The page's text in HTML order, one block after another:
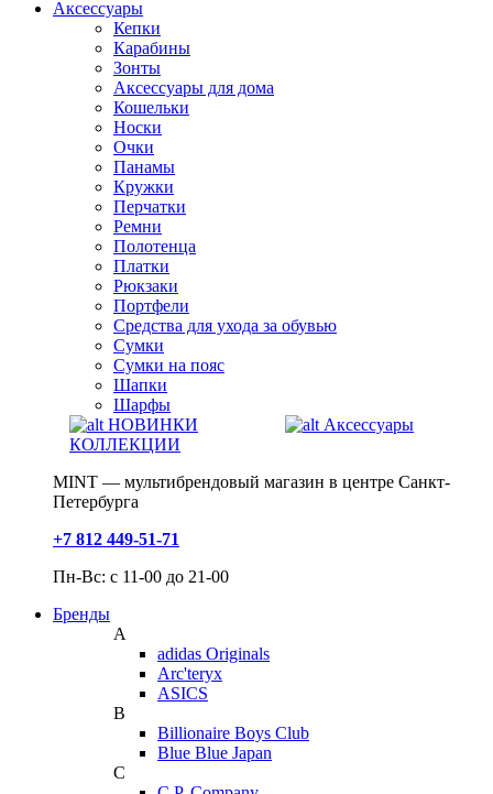
Аксессуары
Кепки
Карабины
Зонты
Аксессуары для дома
Кошельки
Носки
Очки
Панамы
Кружки
Перчатки
Ремни
Полотенца
Платки
Рюкзаки
Портфели
Средства для ухода за обувью
Сумки
Сумки на пояс
Шапки
Шарфы
НОВИНКИ
КОЛЛЕКЦИИ
Аксессуары
MINT — мультибрендовый магазин в центре Санкт-
Петербурга
+7 812 449-51-71
Пн-Вс: с 11-00 до 21-00
Бренды
A
adidas Originals
Arc'teryx
ASICS
B
Billionaire Boys Club
Blue Blue Japan
C